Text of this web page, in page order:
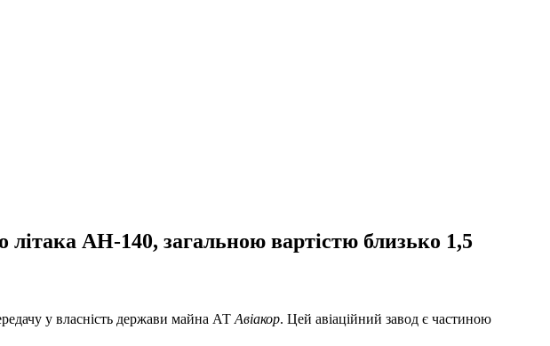
АН-140, загальною вартістю близько 1,5
у власність держави майна АТ Авіакор. Цей авіаційний завод є частиною